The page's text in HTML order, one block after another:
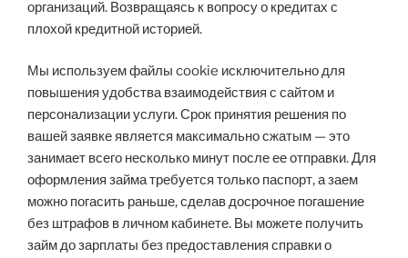
организаций. Возвращаясь к вопросу о кредитах с
плохой кредитной историей.
Мы используем файлы cookie исключительно для
повышения удобства взаимодействия с сайтом и
персонализации услуги. Срок принятия решения по
вашей заявке является максимально сжатым — это
занимает всего несколько минут после ее отправки. Для
оформления займа требуется только паспорт, а заем
можно погасить раньше, сделав досрочное погашение
без штрафов в личном кабинете. Вы можете получить
займ до зарплаты без предоставления справки о